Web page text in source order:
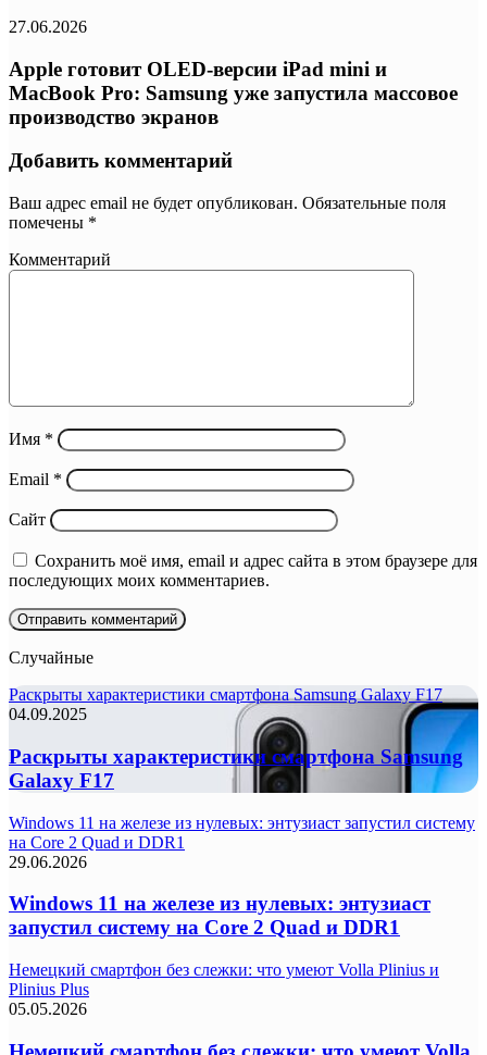
27.06.2026
Apple готовит OLED-версии iPad mini и
MacBook Pro: Samsung уже запустила массовое
производство экранов
Добавить комментарий
Ваш адрес email не будет опубликован. Обязательные поля
помечены *
Комментарий
Имя *
Email *
Сайт
Сохранить моё имя, email и адрес сайта в этом браузере для
последующих моих комментариев.
Случайные
Раскрыты характеристики смартфона Samsung Galaxy F17
04.09.2025
Раскрыты характеристики смартфона Samsung
Galaxy F17
Windows 11 на железе из нулевых: энтузиаст запустил систему
на Core 2 Quad и DDR1
29.06.2026
Windows 11 на железе из нулевых: энтузиаст
запустил систему на Core 2 Quad и DDR1
Немецкий смартфон без слежки: что умеют Volla Plinius и
Plinius Plus
05.05.2026